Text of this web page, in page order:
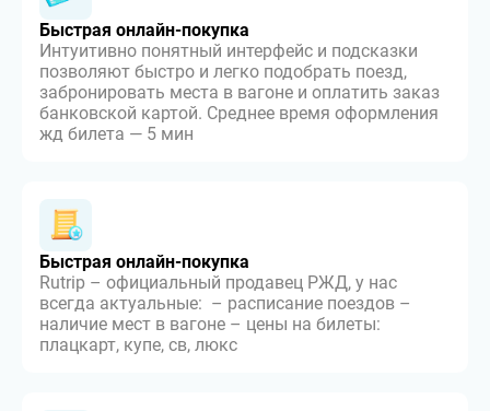
Быстрая онлайн-покупка
Интуитивно понятный интерфейс и подсказки
позволяют быстро и легко подобрать поезд,
забронировать места в вагоне и оплатить заказ
банковской картой. Среднее время оформления
жд билета — 5 мин
Быстрая онлайн-покупка
Rutrip – официальный продавец РЖД, у нас
всегда актуальные: – расписание поездов –
наличие мест в вагоне – цены на билеты:
плацкарт, купе, св, люкс